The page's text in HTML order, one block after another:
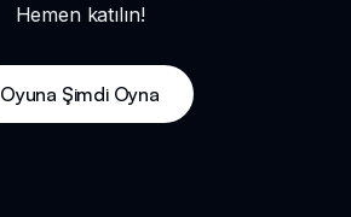
Hemen katılın!
Oyuna Şimdi Oyna